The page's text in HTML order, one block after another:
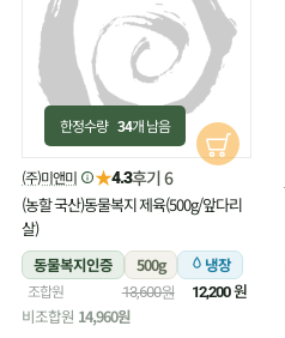
한정수량 34개 남음
(주)미앤미 ★4.3후기 6
(농할 국산)동물복지 제육(500g/앞다리
살)
동물복지인증
500g 냉장
조합원 13,600원 12,200원
비조합원 14,960원